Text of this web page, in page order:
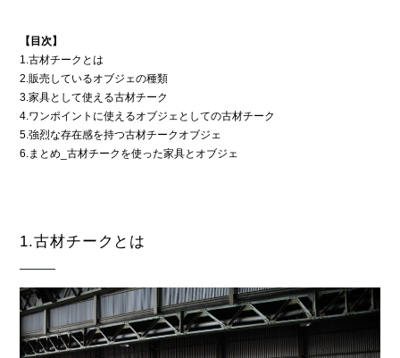
【目次】
1.古材チークとは
2.販売しているオブジェの種類
3.家具として使える古材チーク
4.ワンポイントに使えるオブジェとしての古材チーク
5.強烈な存在感を持つ古材チークオブジェ
6.まとめ_古材チークを使った家具とオブジェ
1.古材チークとは